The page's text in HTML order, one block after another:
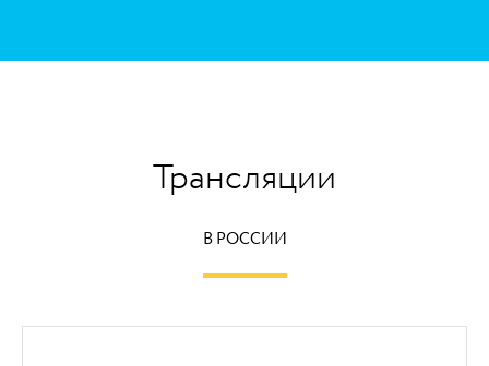
Трансляции
В РОССИИ